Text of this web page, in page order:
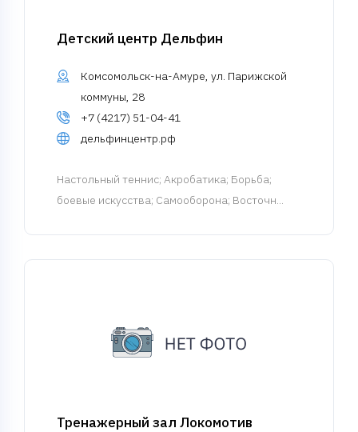
Детский центр Дельфин
Комсомольск-на-Амуре, ул. Парижской
коммуны, 28
+7 (4217) 51-04-41
дельфинцентр.рф
Настольный теннис; Акробатика; Борьба;
боевые искусства; Самооборона; Восточн...
Тренажерный зал Локомотив